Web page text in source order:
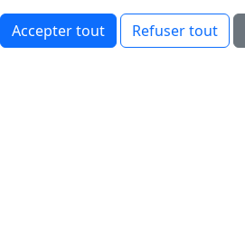
Accepter tout Refuser tout